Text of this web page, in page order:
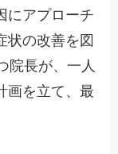
にアプローチ
状の改善を図
院長が、一人
画を立て、最